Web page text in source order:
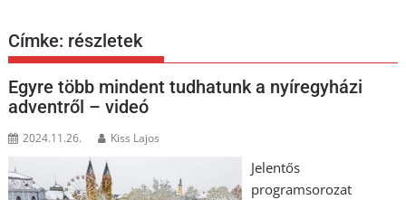
Címke: részletek
Egyre több mindent tudhatunk a nyíregyházi
adventről – videó
2024.11.26. Kiss Lajos
Jelentős
programsorozat